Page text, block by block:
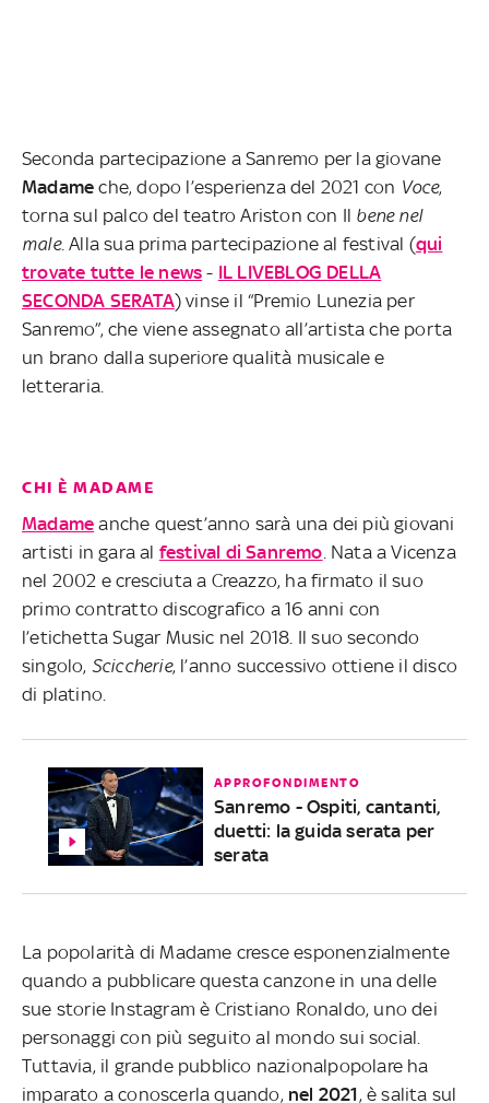
Seconda partecipazione a Sanremo per la giovane
Madame che, dopo l’esperienza del 2021 con Voce,
torna sul palco del teatro Ariston con Il bene nel
male. Alla sua prima partecipazione al festival (qui
trovate tutte le news - IL LIVEBLOG DELLA
SECONDA SERATA) vinse il “Premio Lunezia per
Sanremo”, che viene assegnato all’artista che porta
un brano dalla superiore qualità musicale e
letteraria.
CHI È MADAME
Madame anche quest’anno sarà una dei più giovani
artisti in gara al festival di Sanremo . Nata a Vicenza
nel 2002 e cresciuta a Creazzo, ha firmato il suo
primo contratto discografico a 16 anni con
l’etichetta Sugar Music nel 2018. Il suo secondo
singolo, Sciccherie, l’anno successivo ottiene il disco
di platino.
APPROFONDIMENTO
Sanremo - Ospiti, cantanti,
duetti: la guida serata per
serata
La popolarità di Madame cresce esponenzialmente
quando a pubblicare questa canzone in una delle
sue storie Instagram è Cristiano Ronaldo, uno dei
personaggi con più seguito al mondo sui social.
Tuttavia, il grande pubblico nazionalpopolare ha
imparato a conoscerla quando, nel 2021, è salita sul